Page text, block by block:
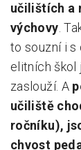
Partneři a
Kontakty
učilištích a
výchovy .
to souzní i s
elitních škol
zaslouží. A
učiliště
ročníku),
chvost